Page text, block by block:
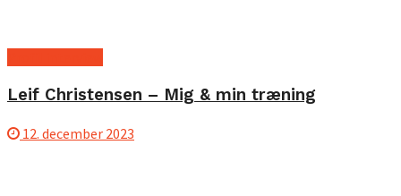
Leif Christensen – Mig & min træning
12. december 2023